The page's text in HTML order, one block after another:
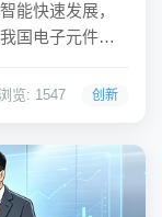
能快速发展，
国电子元件、
速迭代，各类
浏览: 1547 创新